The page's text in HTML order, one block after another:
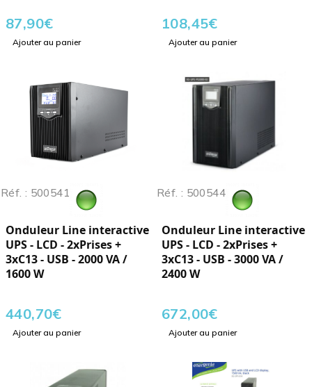
87,90€
Ajouter au panier
108,45€
Ajouter au panier
Réf. : 500541
Onduleur Line interactive
UPS - LCD - 2xPrises +
3xC13 - USB - 2000 VA /
1600 W
440,70€
Ajouter au panier
Réf. : 500544
Onduleur Line interactive
UPS - LCD - 2xPrises +
3xC13 - USB - 3000 VA /
2400 W
672,00€
Ajouter au panier